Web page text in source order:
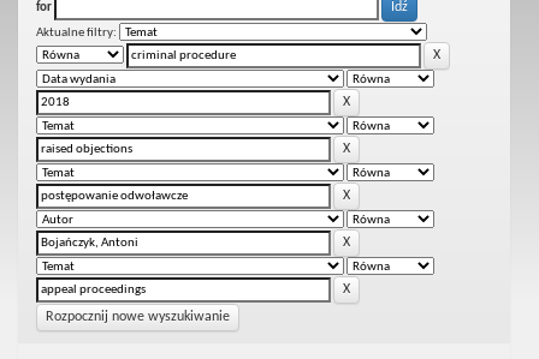
for
Aktualne filtry:
Rozpocznij nowe wyszukiwanie